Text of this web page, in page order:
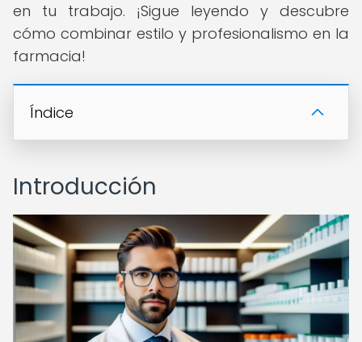
en tu trabajo. ¡Sigue leyendo y descubre
cómo combinar estilo y profesionalismo en la
farmacia!
Índice
Introducción